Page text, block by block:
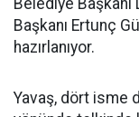
Belediye
Başkanı Ertunç
hazırlanıyor.
Yavaş, dört isme